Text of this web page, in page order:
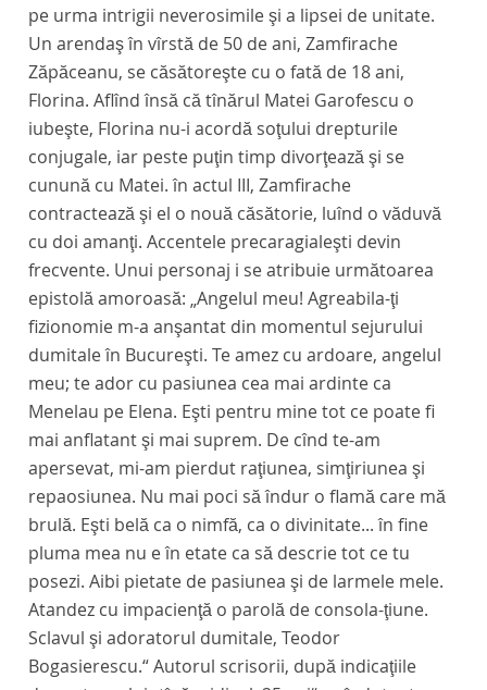
pe urma intrigii neverosimile şi a lipsei de unitate.
Un arendaş în vîrstă de 50 de ani, Zamfirache
Zăpăceanu, se căsătoreşte cu o fată de 18 ani,
Florina. Aflînd însă că tînărul Matei Garofescu o
iubeşte, Florina nu-i acordă soţului drepturile
conjugale, iar peste puţin timp divorţează şi se
cunună cu Matei. în actul III, Zamfirache
contractează şi el o nouă căsătorie, luînd o văduvă
cu doi amanţi. Accentele precaragialeşti devin
frecvente. Unui personaj i se atribuie următoarea
epistolă amoroasă: „Angelul meu! Agreabila-ţi
fizionomie m-a anşantat din momentul sejurului
dumitale în Bucureşti. Te amez cu ardoare, angelul
meu; te ador cu pasiunea cea mai ardinte ca
Menelau pe Elena. Eşti pentru mine tot ce poate fi
mai anflatant şi mai suprem. De cînd te-am
apersevat, mi-am pierdut raţiunea, simţiriunea şi
repaosiunea. Nu mai poci să îndur o flamă care mă
brulă. Eşti belă ca o nimfă, ca o divinitate... în fine
pluma mea nu e în etate ca să descrie tot ce tu
posezi. Aibi pietate de pasiunea şi de larmele mele.
Atandez cu impacienţă o parolă de consola-ţiune.
Sclavul şi adoratorul dumitale, Teodor
Bogasierescu.“ Autorul scrisorii, după indicaţiile